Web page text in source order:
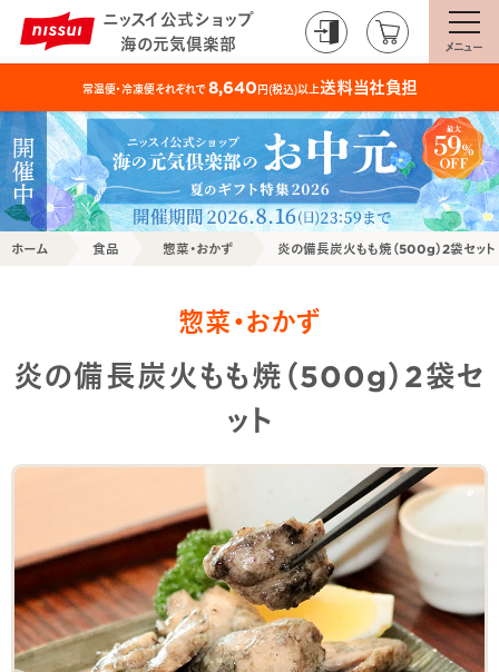
ニッスイ公式ショップ
海の元気倶楽部
メニュー
常温便・冷凍便それぞれで8,640円(税込)以上送料当社負担
ホーム 食品 惣菜・おかず 炎の備長炭火もも焼（500g）2袋セット
惣菜・おかず
炎の備長炭火もも焼（500g）2袋セ
ット